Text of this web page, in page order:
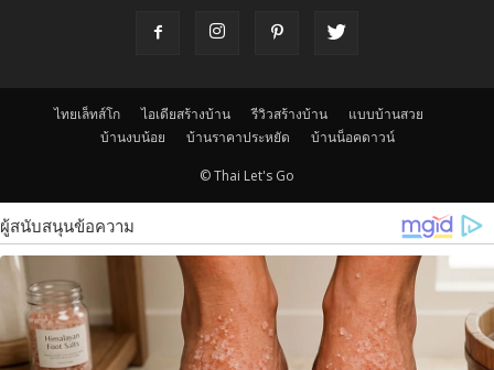
ไทยเล็ทส์โก ไอเดียสร้างบ้าน รีวิวสร้างบ้าน
แบบบ้านสวย
บ้านงบน้อย
บ้านราคาประหยัด บ้านน็อคดาวน์
© Thai Let's Go